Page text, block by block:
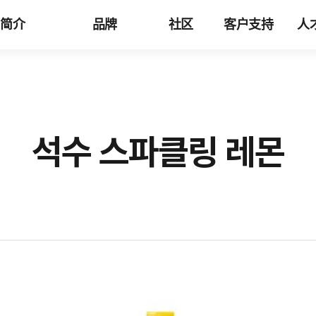
介 品牌 社区 客户支持 人
석수 스파클링 레몬